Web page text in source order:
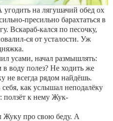
на лягушачий обед ох
пресильно барахтаться в
Вскараб-кался по песочку,
ся от усталости. Уж
усами, начал размышлять:
в воду полез? Не ходить же
не всегда рядом найдёшь.
как услышал неподалёку
ползёт к нему Жук-
Жуку про свою беду. А